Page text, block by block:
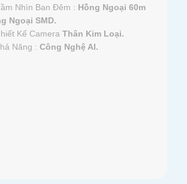
Nhìn Ban Đêm : Hồng Ngoại 60m
Ngoại SMD.
Kế CameraThân Kim Loại.
Năng :Công Nghệ AI.